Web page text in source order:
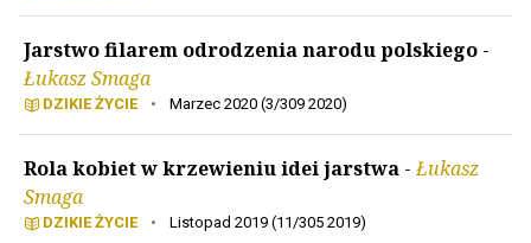
Jarstwo filarem odrodzenia narodu polskiego -
Łukasz Smaga
DZIKIE ŻYCIE • Marzec 2020 (3/309 2020)
Rola kobiet w krzewieniu idei jarstwa -Łukasz
Smaga
DZIKIE ŻYCIE • Listopad 2019 (11/305 2019)